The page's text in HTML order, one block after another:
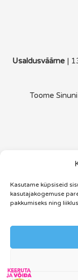
Kasutame küpsiseid
kasutajakogemuse
pakkumiseks ning
Usaldusväärne |
Toome
Garantii
reserveeritud.
kehtiva
protsendimärk on
PHILIPS ja Philipsi